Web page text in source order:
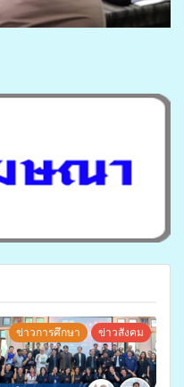
ข่าวการศึกษา ข่าวสังคม